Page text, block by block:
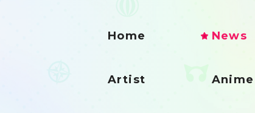
Home News
Artist Anime